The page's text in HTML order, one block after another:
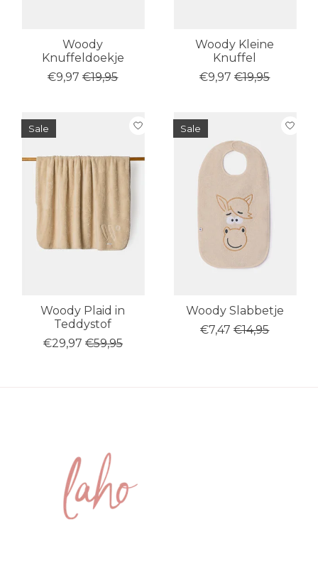
Woody
Knuffeldoekje
€9,97 €19,95
Woody Kleine
Knuffel
€9,97 €19,95
Sale
Woody Plaid in
Teddystof
€29,97 €59,95
Sale
Woody Slabbetje
€7,47 €14,95